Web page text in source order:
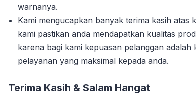
warnanya.
Kami mengucapkan banyak terima kasih atas
kami pastikan anda mendapatkan kualitas
karena bagi kami kepuasan pelanggan
pelayanan yang maksimal kepada anda.
Terima Kasih & Salam Hangat